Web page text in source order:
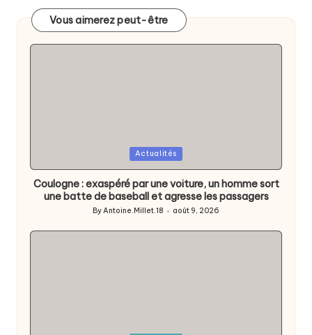
Vous aimerez peut-être
in
Actualités
Coulogne : exaspéré par une voiture, un homme sort
une batte de baseball et agresse les passagers
Posted
by
ByAntoine.Millet.18 août 9, 2026